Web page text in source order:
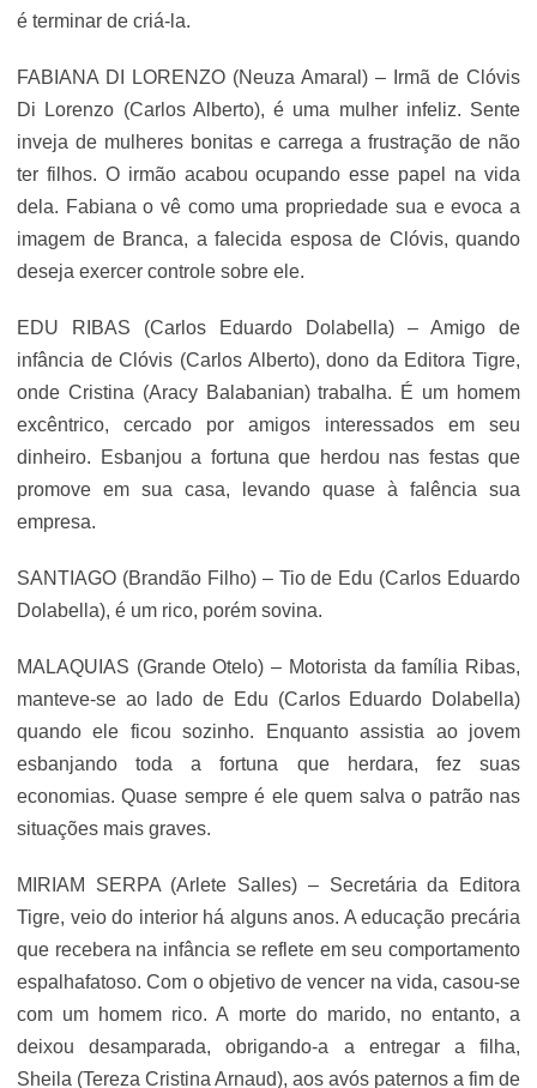
é terminar de criá-la.
FABIANA DI LORENZO (Neuza Amaral) – Irmã de Clóvis
Di Lorenzo (Carlos Alberto), é uma mulher infeliz. Sente
inveja de mulheres bonitas e carrega a frustração de não
ter filhos. O irmão acabou ocupando esse papel na vida
dela. Fabiana o vê como uma propriedade sua e evoca a
imagem de Branca, a falecida esposa de Clóvis, quando
deseja exercer controle sobre ele.
EDU RIBAS (Carlos Eduardo Dolabella) – Amigo de
infância de Clóvis (Carlos Alberto), dono da Editora Tigre,
onde Cristina (Aracy Balabanian) trabalha. É um homem
excêntrico, cercado por amigos interessados em seu
dinheiro. Esbanjou a fortuna que herdou nas festas que
promove em sua casa, levando quase à falência sua
empresa.
SANTIAGO (Brandão Filho) – Tio de Edu (Carlos Eduardo
Dolabella), é um rico, porém sovina.
MALAQUIAS (Grande Otelo) – Motorista da família Ribas,
manteve-se ao lado de Edu (Carlos Eduardo Dolabella)
quando ele ficou sozinho. Enquanto assistia ao jovem
esbanjando toda a fortuna que herdara, fez suas
economias. Quase sempre é ele quem salva o patrão nas
situações mais graves.
MIRIAM SERPA (Arlete Salles) – Secretária da Editora
Tigre, veio do interior há alguns anos. A educação precária
que recebera na infância se reflete em seu comportamento
espalhafatoso. Com o objetivo de vencer na vida, casou-se
com um homem rico. A morte do marido, no entanto, a
deixou desamparada, obrigando-a a entregar a filha,
Sheila (Tereza Cristina Arnaud), aos avós paternos a fim de